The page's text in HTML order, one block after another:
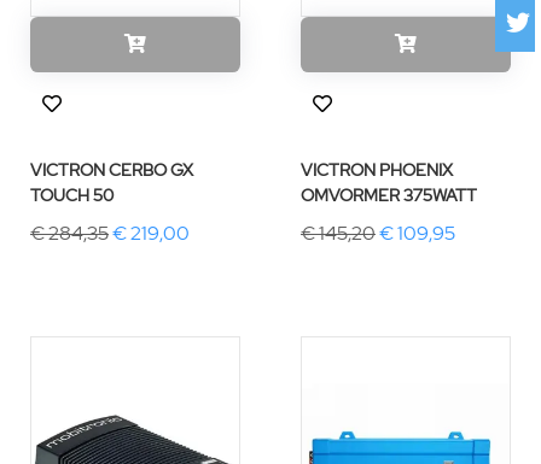
VICTRON CERBO GX
TOUCH 50
€ 284,35€ 219,00
VICTRON PHOENIX
OMVORMER 375WATT
€ 145,20€ 109,95